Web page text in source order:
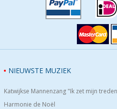
NIEUWSTE MUZIEK
Katwijkse Mannenzang "Ik zet mijn
Harmonie de Noël